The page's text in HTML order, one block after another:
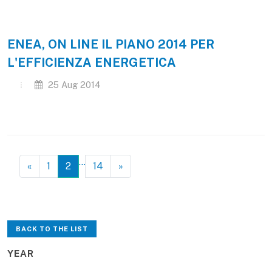
ENEA, ON LINE IL PIANO 2014 PER
L'EFFICIENZA ENERGETICA
25 Aug 2014
« 1 2 … 14 »
BACK TO THE LIST
YEAR